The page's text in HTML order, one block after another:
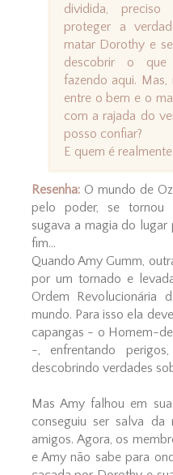
dividida,
proteger a
matar Dorothy e
descobrir o que
fazendo aqui.
entre o bem e o
com a rajada do
posso confiar?
E quem é
Resenha: O mundo de
pelo poder, se tornou
sugava a magia do lugar
fim...
Quando Amy Gumm,
por um tornado e
Ordem Revolucionária
mundo. Para isso ela
capangas - o Homem-
-, enfrentando
descobrindo verdades
Mas Amy falhou em
conseguiu ser salva
amigos. Agora, os
e Amy não sabe para